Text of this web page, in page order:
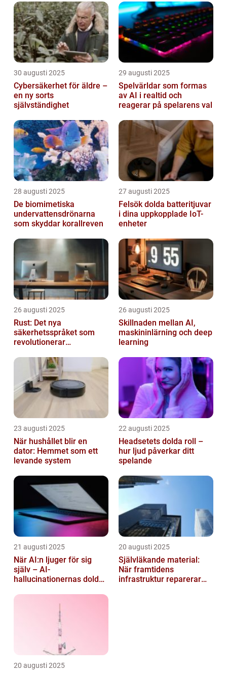
30 augusti 2025
Cybersäkerhet för äldre –
en ny sorts
självständighet
29 augusti 2025
Spelvärldar som formas
av AI i realtid och
reagerar på spelarens val
28 augusti 2025
De biomimetiska
undervattensdrönarna
som skyddar korallreven
27 augusti 2025
Felsök dolda batteritjuvar
i dina uppkopplade IoT-
enheter
26 augusti 2025
Rust: Det nya
säkerhetsspråket som
revolutionerar
26 augusti 2025
Skillnaden mellan AI,
maskininlärning och deep
learning
23 augusti 2025
När hushållet blir en
dator: Hemmet som ett
levande system
22 augusti 2025
Headsetets dolda roll –
hur ljud påverkar ditt
spelande
21 augusti 2025
När AI:n ljuger för sig
själv – AI-
hallucinationernas dolda
20 augusti 2025
Självläkande material:
När framtidens
infrastruktur reparerar
20 augusti 2025